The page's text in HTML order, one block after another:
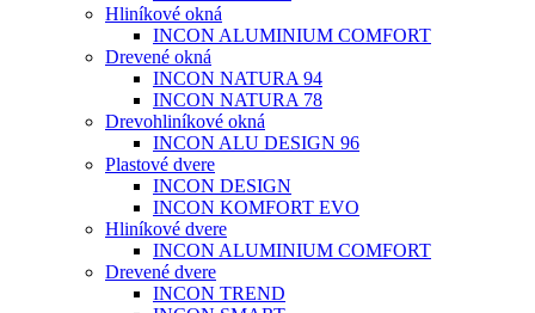
Hliníkové okná
INCON ALUMINIUM COMFORT
Drevené okná
INCON NATURA 94
INCON NATURA 78
Drevohliníkové okná
INCON ALU DESIGN 96
Plastové dvere
INCON DESIGN
INCON KOMFORT EVO
Hliníkové dvere
INCON ALUMINIUM COMFORT
Drevené dvere
INCON TREND